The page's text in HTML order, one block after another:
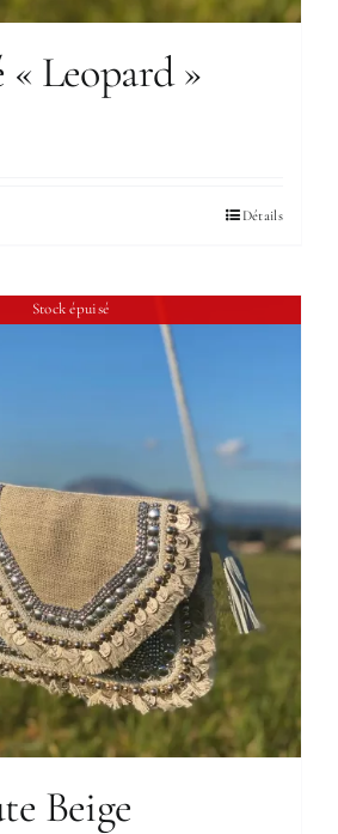
« Leopard »
Détails
Stock épuisé
Beige